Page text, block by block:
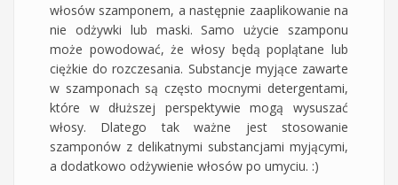
włosów szamponem, a następnie zaaplikowanie na
nie odżywki lub maski. Samo użycie szamponu
może powodować, że włosy będą poplątane lub
ciężkie do rozczesania. Substancje myjące zawarte
w szamponach są często mocnymi detergentami,
które w dłuższej perspektywie mogą wysuszać
włosy. Dlatego tak ważne jest stosowanie
szamponów z delikatnymi substancjami myjącymi,
a dodatkowo odżywienie włosów po umyciu. :)